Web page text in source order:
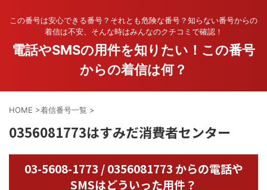
この番号は安心できる番号？それとも危険な番号？知らない番号からの
着信は不安、そんな時はみんなのクチコミで確認！
電話やSMSの用件を知りたい！この番号
からの着信は何？
HOME >着信番号一覧 >
0356081773はすみだ消費者センター
03-5608-1773 / 0356081773 からの電話や
SMSはどういった用件？